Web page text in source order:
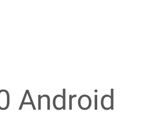
Android